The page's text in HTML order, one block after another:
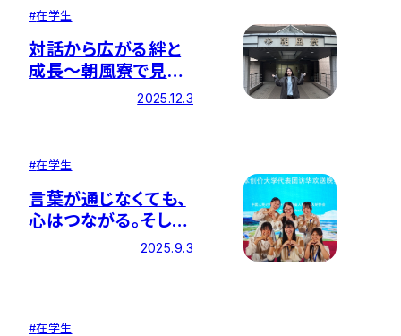
加して
#在学生
対話から広がる絆と
成長～朝風寮で見つ
けた挑戦のかたち～
2025.12.3
#在学生
言葉が通じなくても、
心はつながる。そし
て、“知る”ことが“平
2025.9.3
#在学生